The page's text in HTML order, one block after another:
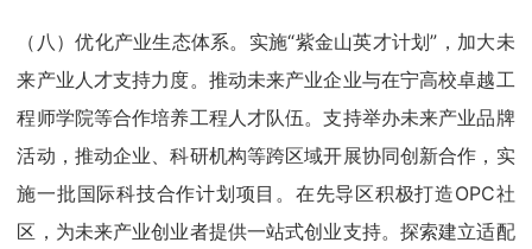
（八）优化产业生态体系。实施“紫金山英才计划”，加大未
来产业人才支持力度。推动未来产业企业与在宁高校卓越工
程师学院等合作培养工程人才队伍。支持举办未来产业品牌
活动，推动企业、科研机构等跨区域开展协同创新合作，实
施一批国际科技合作计划项目。在先导区积极打造OPC社
区，为未来产业创业者提供一站式创业支持。探索建立适配